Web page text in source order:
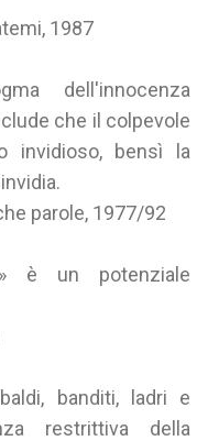
1987
dell'innocenza
che il colpevole
invidioso, bensì la
parole, 1977/92
è un potenziale
banditi, ladri e
restrittiva della